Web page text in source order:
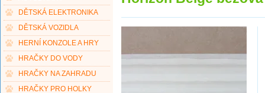
DĚTSKÁ ELEKTRONIKA
DĚTSKÁ VOZIDLA
HERNÍ KONZOLE A HRY
HRAČKY DO VODY
HRAČKY NA ZAHRADU
HRAČKY PRO HOLKY